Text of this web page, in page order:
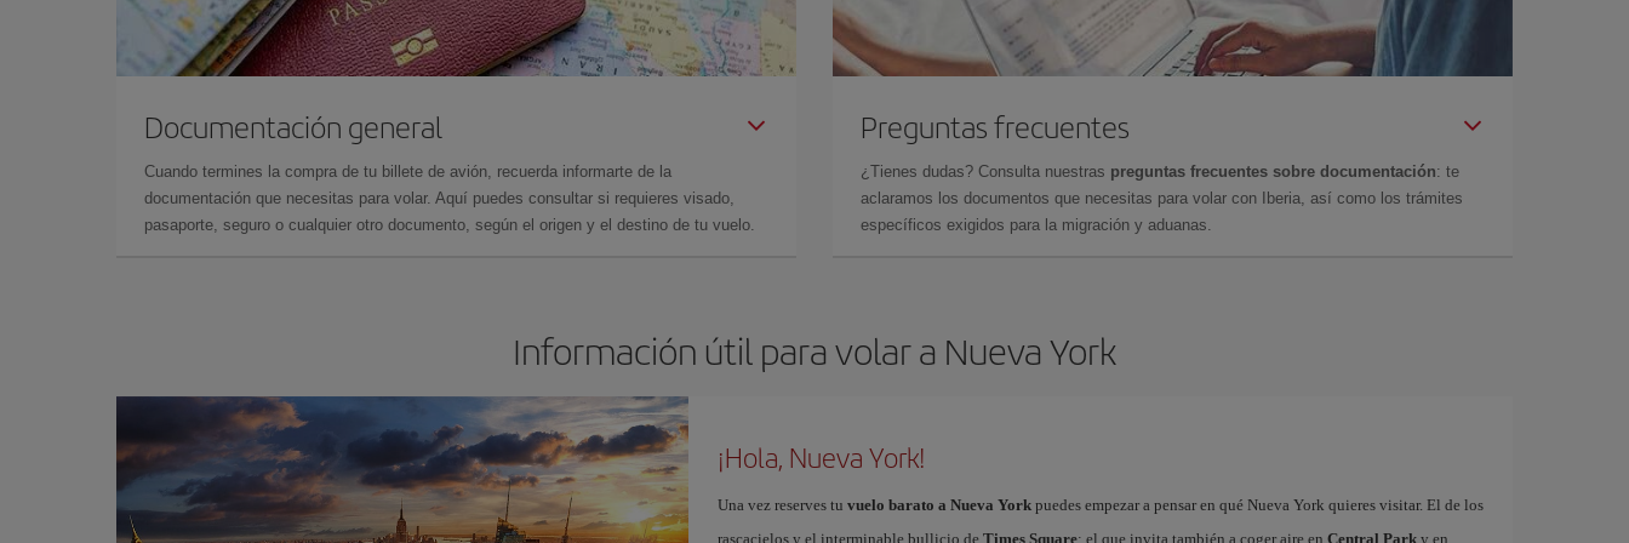
Documentación general
Cuando termines la compra de tu billete de avión, recuerda informarte de la
documentación que necesitas para volar. Aquí puedes consultar si requieres visado,
pasaporte, seguro o cualquier otro documento, según el origen y el destino de tu vuelo.
Preguntas frecuentes
¿Tienes dudas? Consulta nuestras preguntas frecuentes sobre documentación: te
aclaramos los documentos que necesitas para volar con Iberia, así como los trámites
específicos exigidos para la migración y aduanas.
Información útil para volar a Nueva York
¡Hola, Nueva York!
Una vez reserves tu vuelo barato a Nueva Yorkpuedes empezar a pensar en qué Nueva York quieres visitar. El de los
rascacielos y el interminable bullicio de Times Square; el que invita también a coger aire en Central Parky en